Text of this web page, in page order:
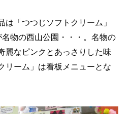
「つつじソフトクリーム」
物の西山公園・・・。名物の
麗なピンクとあっさりした味
リーム」は看板メニューとな